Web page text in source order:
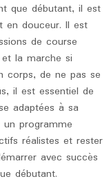
que débutant, il est
en douceur. Il est
de course
la marche si
corps, de ne pas se
il est essentiel de
adaptées à sa
programme
réalistes et rester
avec succès
débutant.